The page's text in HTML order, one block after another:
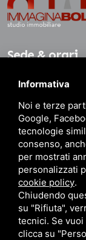
Sede & orari
40141 Bologna BO
Dalle 8.30 alle 19.30
Contatti
+39 051 480459
+39 342 7512118
Informativa
Noi e terze
Google,
tecnologie
consenso,
per mostrati
personalizzati
cookie policy.
Chiudendo
su "Rifiuta",
tecnici. Se
clicca su